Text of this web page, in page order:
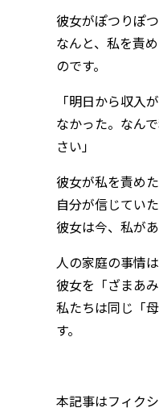
彼女がぽつりぽ
なんと、私を責
のです。
「明日から収入
なかった。なん
さい」
彼女が私を責め
自分が信じてい
彼女は今、私が
人の家庭の事情
彼女を「ざまあ
私たちは同じ「
す。
本記事はフィク